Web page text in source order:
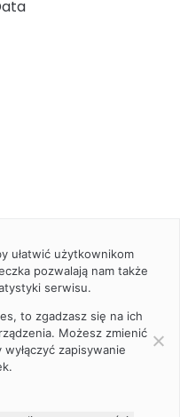
ułatwić użytkownikom
pozwalają nam także
serwisu.
to zgadzasz się na ich
Możesz zmienić
zapisywanie